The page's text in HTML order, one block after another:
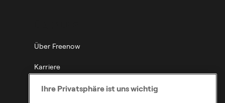
Über Freenow
Karriere
Public Affairs
Ihre Privatsphäre ist uns wichtig